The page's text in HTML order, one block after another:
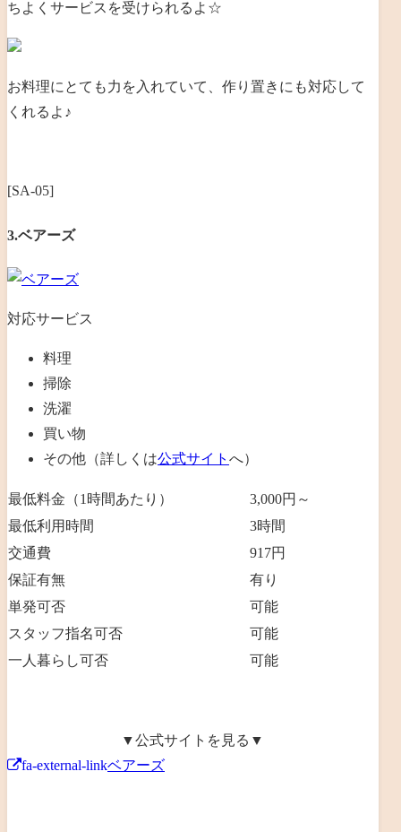
ちよくサービスを受けられるよ☆
お料理にとても力を入れていて、作り置きにも対応して
くれるよ♪
[SA-05]
3.ベアーズ
対応サービス
料理
掃除
洗濯
買い物
その他（詳しくは公式サイト へ）
最低料金（1時間あたり）
3,000円～
最低利用時間
3時間
交通費
917円
保証有無
有り
単発可否
可能
スタッフ指名可否
可能
一人暮らし可否
可能
▼公式サイトを見る▼
fa-external-linkベアーズ